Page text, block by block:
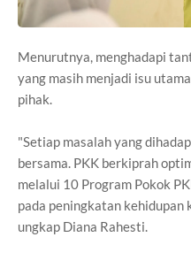
Menurutnya, menghadapi
yang masih menjadi isu
pihak.
"Setiap masalah yang
bersama. PKK berkiprah
melalui 10 Program Pokok
pada peningkatan kehidupan
ungkap Diana Rahesti.